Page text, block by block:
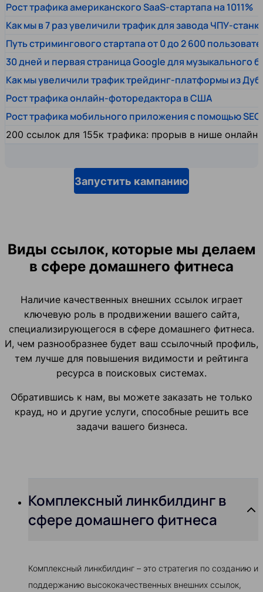
Рост трафика американского SaaS-стартапа на 1011%
Как мы в 7 раз увеличили трафик для завода ЧПУ-
Путь стримингового стартапа от 0 до 2 600
30 дней и первая страница Google для музыкального
Как мы увеличили трафик трейдинг-платформы из
Рост трафика онлайн-фоторедактора в США
Рост трафика мобильного приложения с помощью SEO
200 ссылок для 155к трафика: прорыв в нише
Запустить кампанию
Виды ссылок, которые мы делаем
в сфере домашнего фитнеса
Наличие качественных внешних ссылок играет
ключевую роль в продвижении вашего сайта,
специализирующегося в сфере домашнего фитнеса.
И, чем разнообразнее будет ваш ссылочный профиль,
тем лучше для повышения видимости и рейтинга
ресурса в поисковых системах.
Обратившись к нам, вы можете заказать не только
крауд, но и другие услуги, способные решить все
задачи вашего бизнеса.
Комплексный линкбилдинг в
сфере домашнего фитнеса
Комплексный линкбилдинг – это стратегия по созданию и
поддержанию высококачественных внешних ссылок,